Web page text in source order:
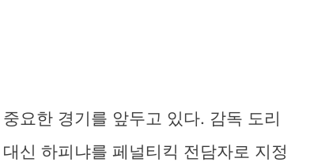
요한 경기를 앞두고 있다. 감독 도리
신 하피냐를 페널티킥 전담자로 지정